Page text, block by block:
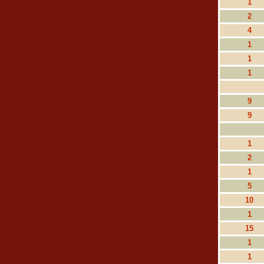
1
2
4
1
1
1
9
9
1
2
1
5
10
1
15
1
1